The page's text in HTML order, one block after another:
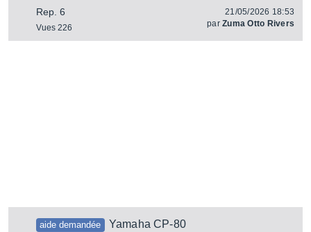
Rep. 6
Vues 226
21/05/2026 18:53
parZuma Otto Rivers
aide demandée
Yamaha CP-80